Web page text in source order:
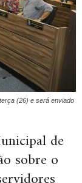
(26) e será enviado
de
sobre o